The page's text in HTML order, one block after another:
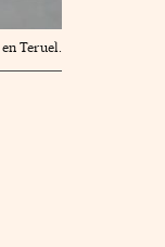
Teruel.